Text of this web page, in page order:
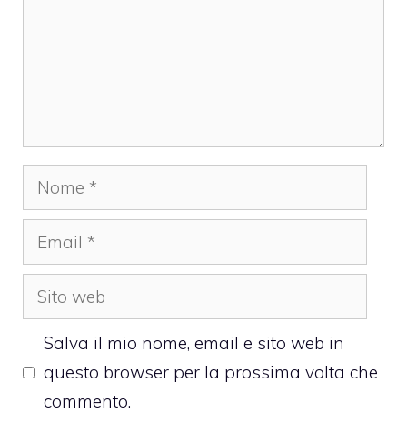
Nome
Email
Sito
web
Salva il mio nome, email e sito web in
questo browser per la prossima volta che
commento.